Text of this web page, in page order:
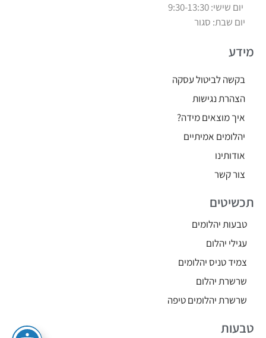
יום שישי: 9:30-13:30
יום שבת: סגור
מידע
בקשה לביטול עסקה
הצהרת נגישות
איך מוצאים מידה?
יהלומים אמיתיים
אודותינו
צור קשר
תכשיטים
טבעות יהלומים
עגילי יהלום
צמיד טניס יהלומים
שרשרת יהלום
שרשרת יהלומים טיפה
טבעות